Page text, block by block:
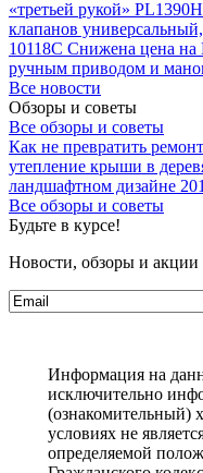
«третьей рукой»
клапанов
10118C Снижена цена на
ручным приводом и
Все новости
Обзоры и советы
Все обзоры и советы
Как не превратить
утепление крыши в
ландшафтном дизайне
Все обзоры и советы
Будьте в курсе!
Новости, обзоры и акции
Информация на
исключительно
(ознакомительный)
условиях не
определяемой